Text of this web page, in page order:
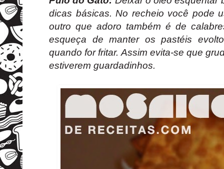
dicas básicas. No recheio você pode
outro que adoro também é de
esqueça de manter os pastéis
quando for fritar. Assim evita-se que
estiverem guardadinhos.